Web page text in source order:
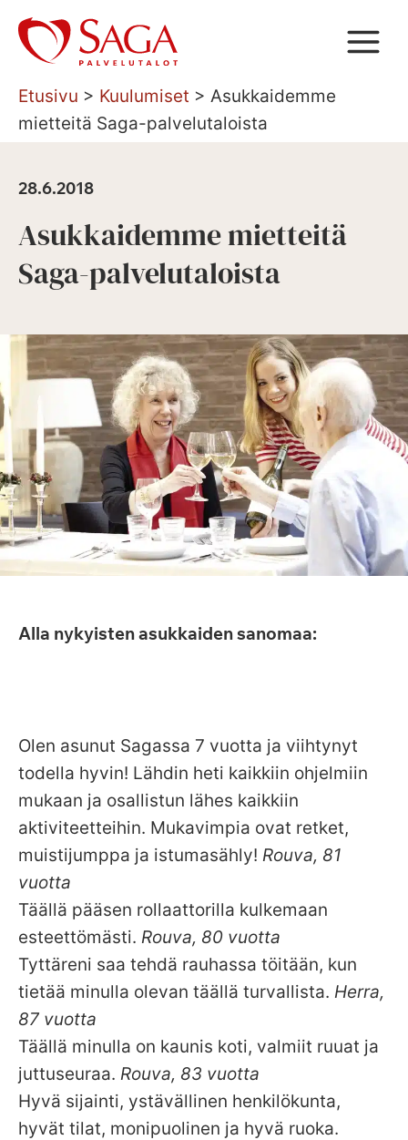
Siirry
sisältöön
Etusivu > Kuulumiset > Asukkaidemme
mietteitä Saga-palvelutaloista
28.6.2018
Asukkaidemme mietteitä
Saga-palvelutaloista
Alla nykyisten asukkaiden sanomaa:
Olen asunut Sagassa 7 vuotta ja viihtynyt
todella hyvin! Lähdin heti kaikkiin ohjelmiin
mukaan ja osallistun lähes kaikkiin
aktiviteetteihin. Mukavimpia ovat retket,
muistijumppa ja istumasähly! Rouva, 81
vuotta
Täällä pääsen rollaattorilla kulkemaan
esteettömästi. Rouva, 80 vuotta
Tyttäreni saa tehdä rauhassa töitään, kun
tietää minulla olevan täällä turvallista. Herra,
87 vuotta
Täällä minulla on kaunis koti, valmiit ruuat ja
juttuseuraa. Rouva, 83 vuotta
Hyvä sijainti, ystävällinen henkilökunta,
hyvät tilat, monipuolinen ja hyvä ruoka.